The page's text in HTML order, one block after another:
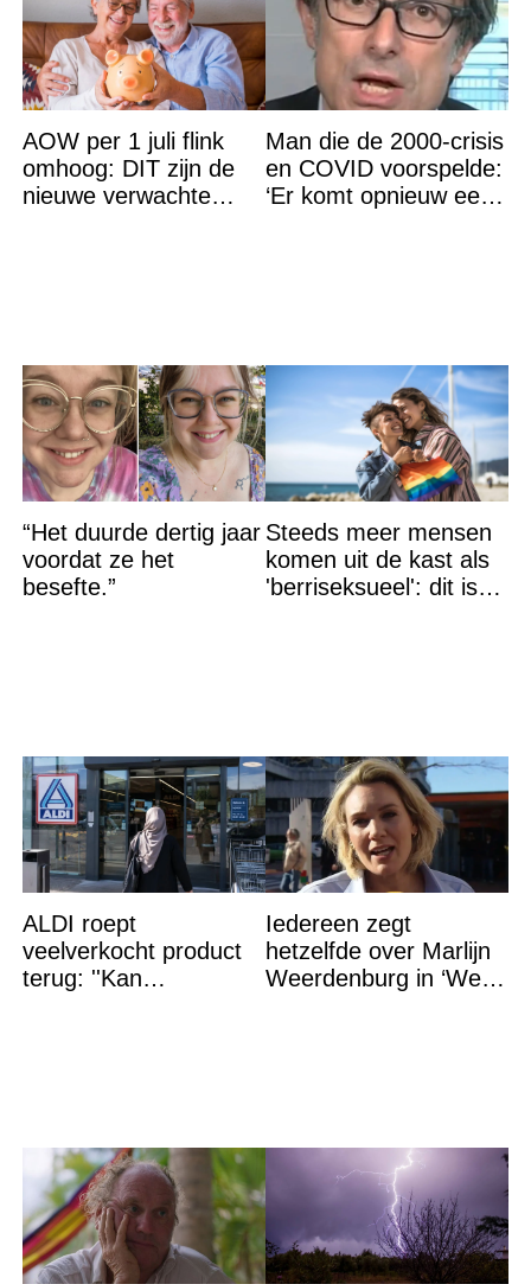
AOW per 1 juli flink
omhoog: DIT zijn de
nieuwe verwachte
Man die de 2000-crisis
en COVID voorspelde:
‘Er komt opnieuw een
“Het duurde dertig jaar
voordat ze het
besefte.”
Steeds meer mensen
komen uit de kast als
'berriseksueel': dit is
ALDI roept
veelverkocht product
terug: ''Kan
Iedereen zegt
hetzelfde over Marlijn
Weerdenburg in ‘We